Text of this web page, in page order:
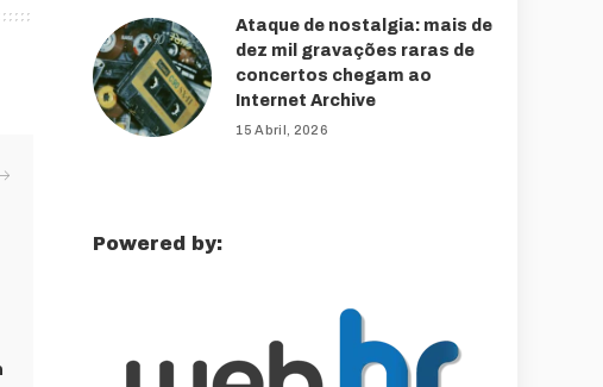
Ataque de nostalgia: mais de
dez mil gravações raras de
concertos chegam ao
Internet Archive
15 Abril, 2026
Powered by: